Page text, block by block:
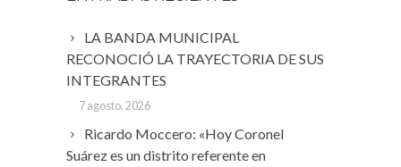
LA BANDA MUNICIPAL
RECONOCIÓ LA TRAYECTORIA DE SUS
INTEGRANTES
7 agosto, 2026
Ricardo Moccero: «Hoy Coronel
Suárez es un distrito referente en